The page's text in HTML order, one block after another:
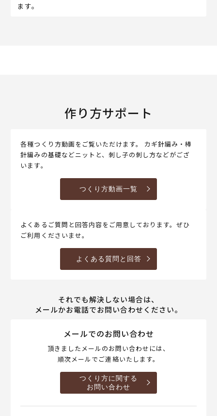
ます。
作り方サポート
各種つくり方動画をご覧いただけます。 カギ針編み・棒
針編みの基礎などニットと、刺し子の刺し方などがござ
います。
つくり方動画一覧
よくあるご質問と回答内容をご用意しております。ぜひ
ご利用くださいませ。
よくある質問と回答
それでも解決しない場合は、
メールかお電話でお問い合わせください。
メールでのお問い合わせ
頂きましたメールのお問い合わせには、
順次メールでご連絡いたします。
つくり方に関する
お問い合わせ